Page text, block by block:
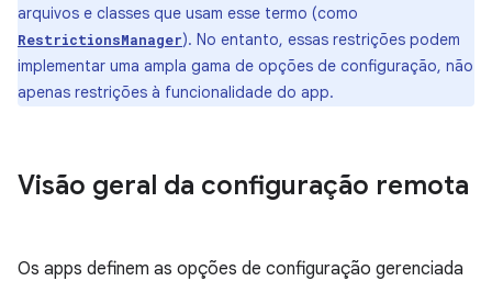
arquivos e classes que usam esse termo (como
RestrictionsManager). No entanto, essas restrições podem
implementar uma ampla gama de opções de configuração, não
apenas restrições à funcionalidade do app.
Visão geral da configuração remota
Os apps definem as opções de configuração gerenciada